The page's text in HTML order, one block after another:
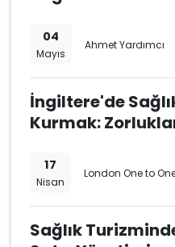
04
Mayıs
Ahmet Yardımcı
İngiltere'de
Kurmak:
17
Nisan
London One to
Sağlık